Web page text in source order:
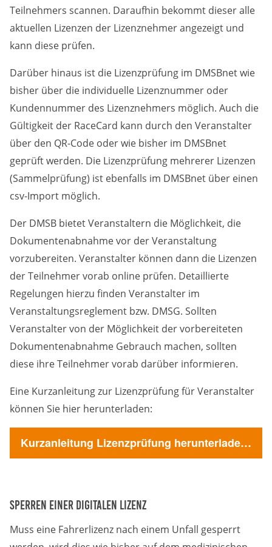
Teilnehmers scannen. Daraufhin bekommt dieser alle
aktuellen Lizenzen der Lizenznehmer angezeigt und
kann diese prüfen.
Darüber hinaus ist die Lizenzprüfung im DMSBnet wie
bisher über die individuelle Lizenznummer oder
Kundennummer des Lizenznehmers möglich. Auch die
Gültigkeit der RaceCard kann durch den Veranstalter
über den QR-Code oder wie bisher im DMSBnet
geprüft werden. Die Lizenzprüfung mehrerer Lizenzen
(Sammelprüfung) ist ebenfalls im DMSBnet über einen
csv-Import möglich.
Der DMSB bietet Veranstaltern die Möglichkeit, die
Dokumentenabnahme vor der Veranstaltung
vorzubereiten. Veranstalter können dann die Lizenzen
der Teilnehmer vorab online prüfen. Detaillierte
Regelungen hierzu finden Veranstalter im
Veranstaltungsreglement bzw. DMSG. Sollten
Veranstalter von der Möglichkeit der vorbereiteten
Dokumentenabnahme Gebrauch machen, sollten
diese ihre Teilnehmer vorab darüber informieren.
Eine Kurzanleitung zur Lizenzprüfung für Veranstalter
können Sie hier herunterladen:
Kurzanleitung Lizenzprüfung herunterladen (pdf)
Sperren einer digitalen Lizenz
Muss eine Fahrerlizenz nach einem Unfall gesperrt